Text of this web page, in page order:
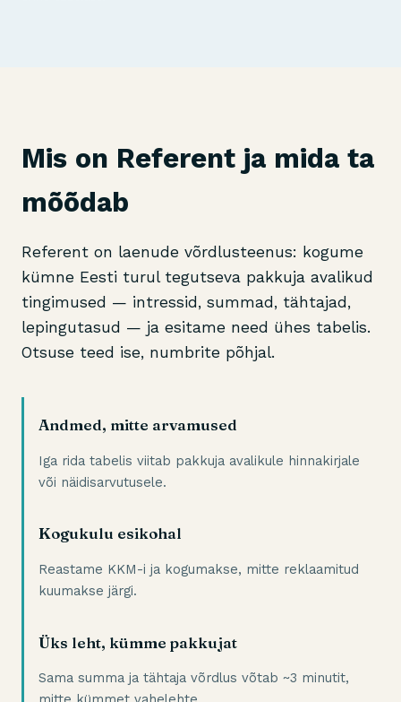
Mis on Referent ja mida ta
mõõdab
Referent on laenude võrdlusteenus: kogume
kümne Eesti turul tegutseva pakkuja avalikud
tingimused — intressid, summad, tähtajad,
lepingutasud — ja esitame need ühes tabelis.
Otsuse teed ise, numbrite põhjal.
Andmed, mitte arvamused
Iga rida tabelis viitab pakkuja avalikule hinnakirjale
või näidisarvutusele.
Kogukulu esikohal
Reastame KKM-i ja kogumakse, mitte reklaamitud
kuumakse järgi.
Üks leht, kümme pakkujat
Sama summa ja tähtaja võrdlus võtab ~3 minutit,